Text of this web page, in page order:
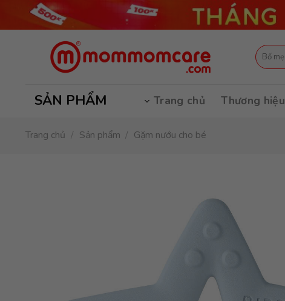
Tìm
kiếm:
SẢN PHẨM Trang chủ Thương hiệu
Trang chủ / Sản phẩm / Gặm nướu cho bé